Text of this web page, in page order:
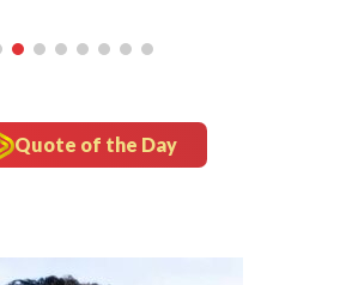
Quote of the Day